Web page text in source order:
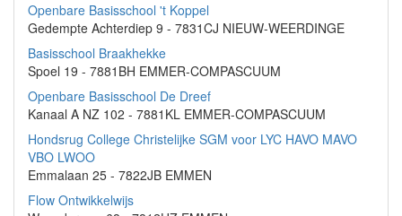
Openbare Basisschool 't Koppel
Gedempte Achterdiep 9 - 7831CJ NIEUW-WEERDINGE
Basisschool Braakhekke
Spoel 19 - 7881BH EMMER-COMPASCUUM
Openbare Basisschool De Dreef
Kanaal A NZ 102 - 7881KL EMMER-COMPASCUUM
Hondsrug College Christelijke SGM voor LYC HAVO MAVO
VBO LWOO
Emmalaan 25 - 7822JB EMMEN
Flow Ontwikkelwijs